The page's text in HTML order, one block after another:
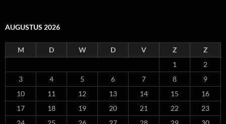
AUGUSTUS 2026
M D W D V Z
Z
1
2
3
4 5 6 7 8
9
10
11 12 13 14 15
16
17
18 19 20 21 22
23